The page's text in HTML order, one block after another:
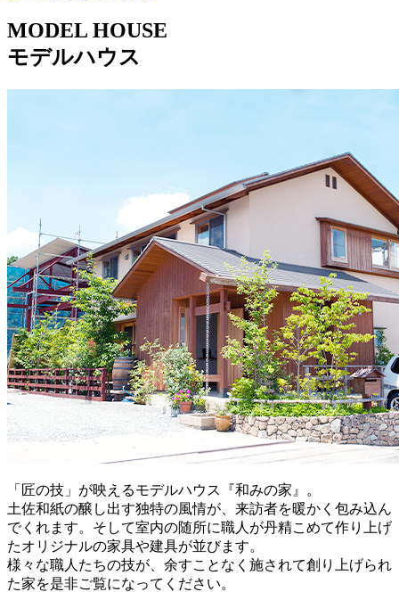
MODEL HOUSE
モデルハウス
「匠の技」が映えるモデルハウス『和みの家』。
土佐和紙の醸し出す独特の風情が、来訪者を暖かく包み込ん
でくれます。そして室内の随所に職人が丹精こめて作り上げ
たオリジナルの家具や建具が並びます。
様々な職人たちの技が、余すことなく施されて創り上げられ
た家を是非ご覧になってください。